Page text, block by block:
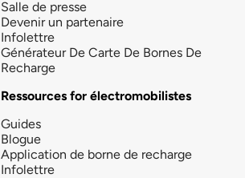
Salle de presse
Devenir un partenaire
Infolettre
Générateur De Carte De Bornes De
Recharge
Ressources for électromobilistes
Guides
Blogue
Application de borne de recharge
Infolettre